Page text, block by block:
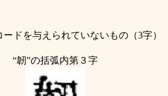
ドを与えられていないもの（3字）
“韌”の括弧内第３字